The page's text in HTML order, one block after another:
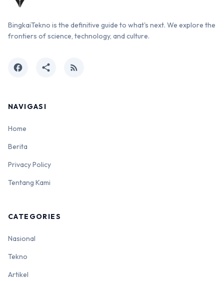
BingkaiTekno is the definitive guide to what's next. We explore the
frontiers of science, technology, and culture.
facebook share rss_feed
NAVIGASI
Home
Berita
Privacy Policy
Tentang Kami
CATEGORIES
Nasional
Tekno
Artikel